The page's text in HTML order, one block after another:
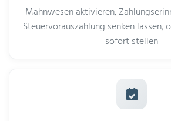
Mahnwesen aktivieren,
Steuervorauszahlung senken lassen,
sofort stellen